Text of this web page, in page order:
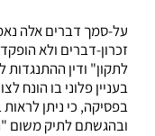
על-סמך דברים אלה
זכרון-דברים ולא
לתקון" ודין ההתנגדות
בעניין פלוני בו הונח
בפסיקה, כי ניתן
ובהגשתם לתיק משום